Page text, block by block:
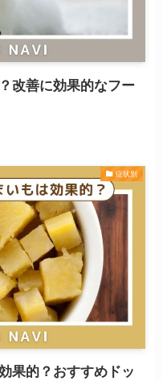
改善に効果的なフー
症状別
果的？おすすめドッ